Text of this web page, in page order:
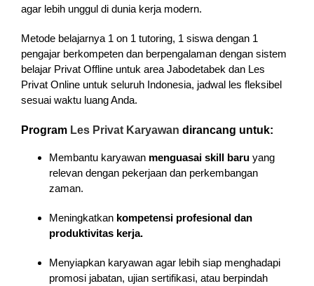
agar lebih unggul di dunia kerja modern.
Metode belajarnya 1 on 1 tutoring, 1 siswa dengan 1
pengajar berkompeten dan berpengalaman dengan sistem
belajar Privat Offline untuk area Jabodetabek dan Les
Privat Online untuk seluruh Indonesia, jadwal les fleksibel
sesuai waktu luang Anda.
Program Les Privat Karyawan dirancang untuk:
Membantu karyawan menguasai skill baruyang
relevan dengan pekerjaan dan perkembangan
zaman.
Meningkatkan kompetensi profesional dan
produktivitas kerja.
Menyiapkan karyawan agar lebih siap menghadapi
promosi jabatan, ujian sertifikasi, atau berpindah